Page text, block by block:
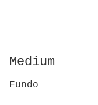
Medium
Fundo